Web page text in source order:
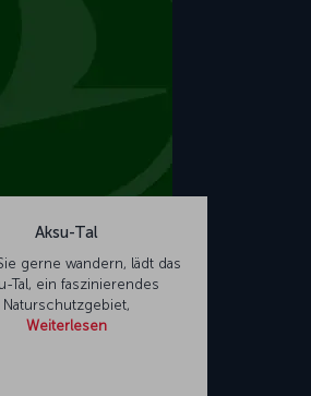
Aksu-Tal
gerne wandern, lädt das
Tal, ein faszinierendes
Naturschutzgebiet,
Weiterlesen